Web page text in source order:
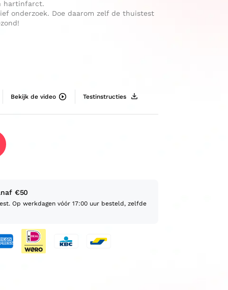
hartinfarct.
onderzoek. Doe daarom zelf de thuistest
Bekijk de video Testinstructies
€50
Op werkdagen vóór 17:00 uur besteld, zelfde